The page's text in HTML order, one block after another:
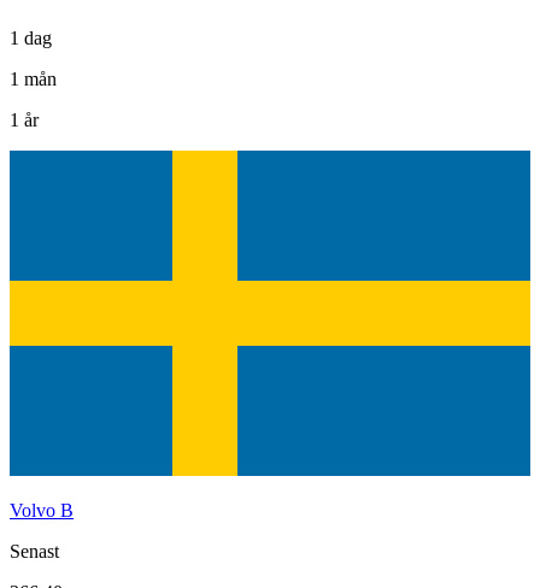
1 dag
1 mån
1 år
Volvo B
Senast